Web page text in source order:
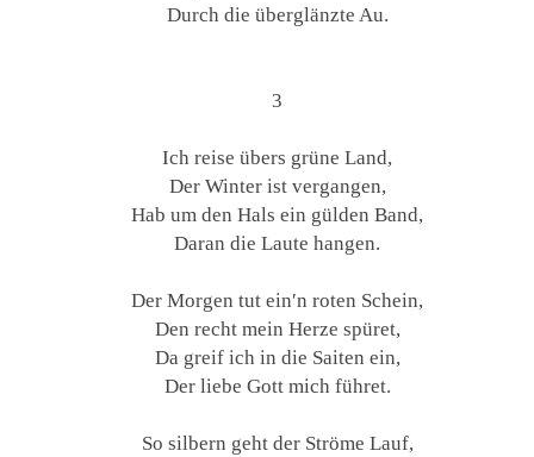
Durch die überglänzte Au.
3
Ich reise übers grüne Land,
Der Winter ist vergangen,
Hab um den Hals ein gülden Band,
Daran die Laute hangen.
Der Morgen tut ein′n roten Schein,
Den recht mein Herze spüret,
Da greif ich in die Saiten ein,
Der liebe Gott mich führet.
So silbern geht der Ströme Lauf,